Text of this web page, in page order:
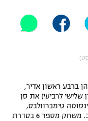
וומבניאמה קלע 27 נקודות, 18 מהן ברבע ראשון אדיר,
(בין שלישי לרביעי) את סן
לניצחון ביתי 97:126 על מינסוטה טימברוולבס,
בדרך ליתרון 2:3 בסדרת חצי גמר המערב. משחק מספר 6 בסדרת